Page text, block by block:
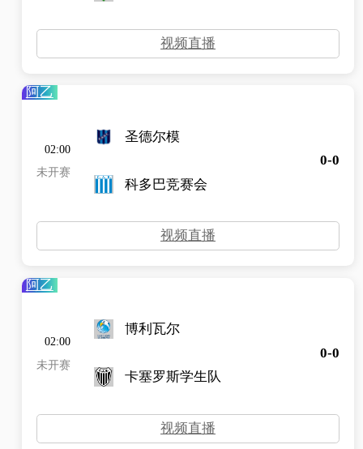
视频直播
阿乙
02:00
未开赛
圣德尔模
科多巴竞赛会
0-0
视频直播
阿乙
02:00
未开赛
博利瓦尔
卡塞罗斯学生队
0-0
视频直播